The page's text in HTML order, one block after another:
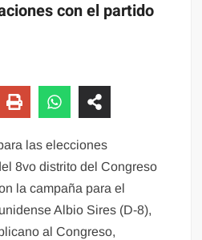
con el partido
las elecciones
8vo distrito del Congreso
la campaña para el
Albio Sires (D-8),
al Congreso,